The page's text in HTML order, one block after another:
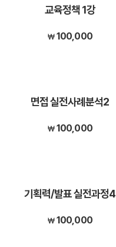
교육정책 1강
100,000
면접 실전사례분석2
100,000
기획력/발표 실전과정4
100,000